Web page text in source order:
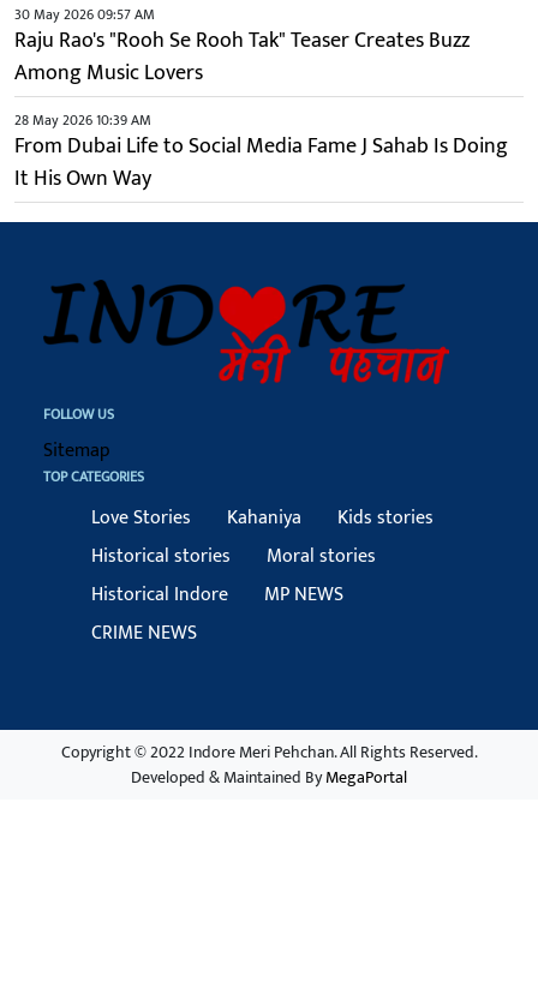
30 May 2026 09:57 AM
Raju Rao's "Rooh Se Rooh Tak" Teaser Creates Buzz
Among Music Lovers
28 May 2026 10:39 AM
From Dubai Life to Social Media Fame J Sahab Is Doing
It His Own Way
FOLLOW US
Sitemap
TOP CATEGORIES
Love Stories Kahaniya
Kids stories
Historical stories
Moral stories
Historical Indore
MP NEWS
CRIME NEWS
Copyright © 2022 Indore Meri Pehchan. All Rights Reserved.
Developed & Maintained ByMegaPortal